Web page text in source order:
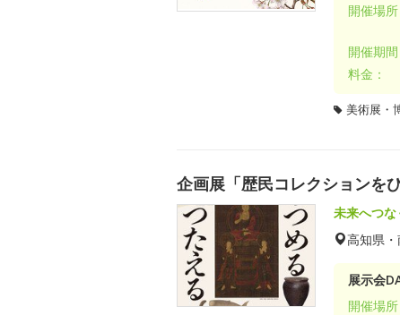
開催場所
開催期間
料金：
美術展・
企画展「歴民コレクション
未来へつ
高知県
展示会
開催場所